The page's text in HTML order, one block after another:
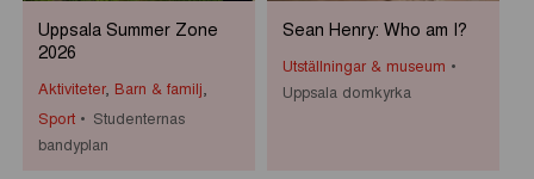
Uppsala Summer Zone
2026
Aktiviteter, Barn & familj,
Sport
Studenternas
bandyplan
Sean Henry: Who am I?
Utställningar & museum
Uppsala domkyrka